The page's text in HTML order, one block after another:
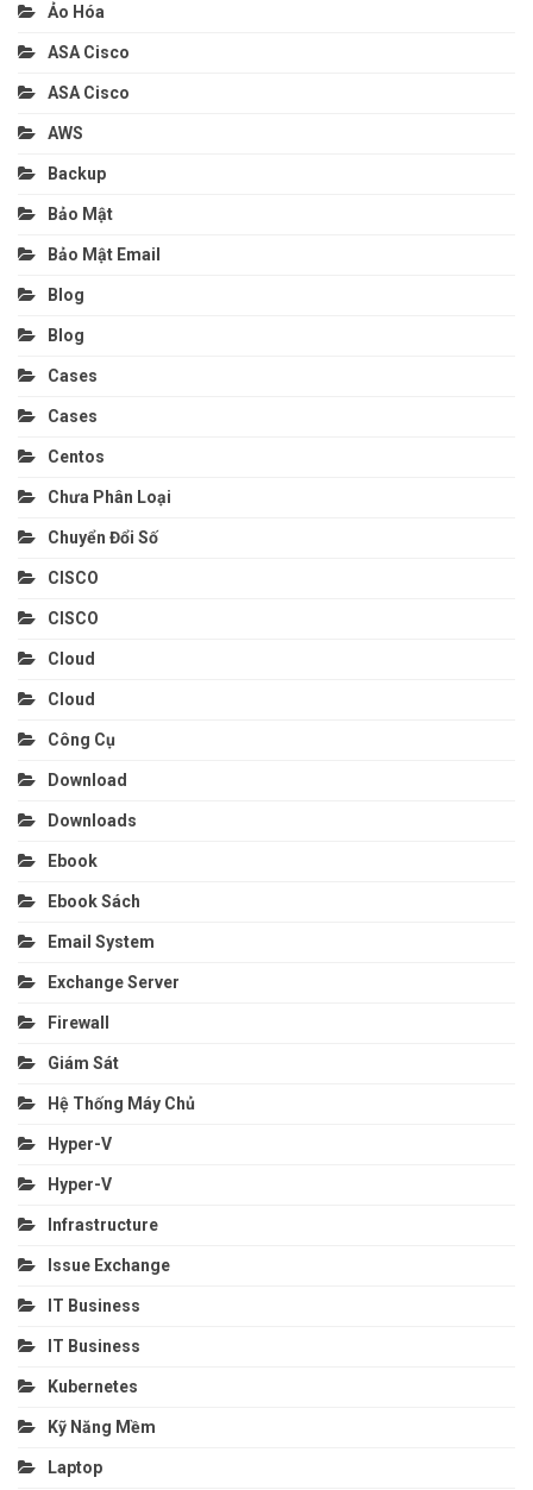
Ảo Hóa
ASA Cisco
ASA Cisco
AWS
Backup
Bảo Mật
Bảo Mật Email
Blog
Blog
Cases
Cases
Centos
Chưa Phân Loại
Chuyển Đổi Số
CISCO
CISCO
Cloud
Cloud
Công Cụ
Download
Downloads
Ebook
Ebook Sách
Email System
Exchange Server
Firewall
Giám Sát
Hệ Thống Máy Chủ
Hyper-V
Hyper-V
Infrastructure
Issue Exchange
IT Business
IT Business
Kubernetes
Kỹ Năng Mềm
Laptop